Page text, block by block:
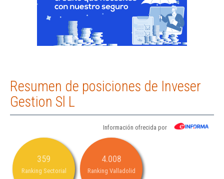
Resumen de posiciones de Inveser
Gestion Sl L
Información ofrecida por
359
Ranking Sectorial
4.008
Ranking Valladolid